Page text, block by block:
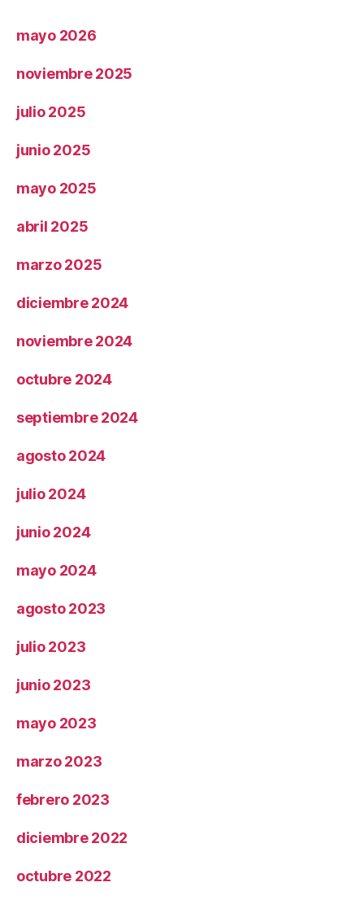
mayo 2026
noviembre 2025
julio 2025
junio 2025
mayo 2025
abril 2025
marzo 2025
diciembre 2024
noviembre 2024
octubre 2024
septiembre 2024
agosto 2024
julio 2024
junio 2024
mayo 2024
agosto 2023
julio 2023
junio 2023
mayo 2023
marzo 2023
febrero 2023
diciembre 2022
octubre 2022